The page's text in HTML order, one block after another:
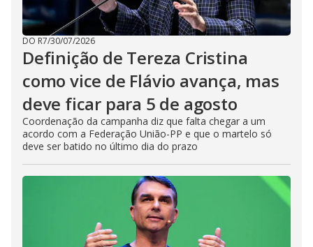
DO R7/30/07/2026
Definição de Tereza Cristina
como vice de Flávio avança, mas
deve ficar para 5 de agosto
​Coordenação da campanha diz que falta chegar a um
acordo com a Federação União-PP e que o martelo só
deve ser batido no último dia do prazo